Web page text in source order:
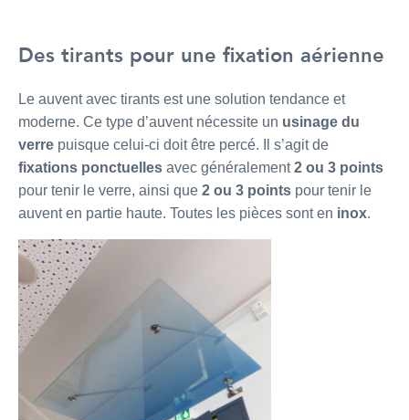
Des tirants pour une fixation aérienne
Le auvent avec tirants est une solution tendance et
moderne. Ce type d’auvent nécessite un usinage du
verre puisque celui-ci doit être percé. Il s’agit de
fixations ponctuelles avec généralement2 ou 3 points
pour tenir le verre, ainsi que 2 ou 3 points pour tenir le
auvent en partie haute. Toutes les pièces sont en inox.